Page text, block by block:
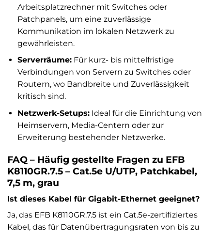
Arbeitsplatzrechner mit Switches oder
Patchpanels, um eine zuverlässige
Kommunikation im lokalen Netzwerk zu
gewährleisten.
Serverräume:Für kurz- bis mittelfristige
Verbindungen von Servern zu Switches oder
Routern, wo Bandbreite und Zuverlässigkeit
kritisch sind.
Netzwerk-Setups:Ideal für die Einrichtung von
Heimservern, Media-Centern oder zur
Erweiterung bestehender Netzwerke.
FAQ – Häufig gestellte Fragen zu EFB
K8110GR.7.5 – Cat.5e U/UTP, Patchkabel,
7,5 m, grau
Ist dieses Kabel für Gigabit-Ethernet geeignet?
Ja, das EFB K8110GR.7.5 ist ein Cat.5e-zertifiziertes
Kabel, das für Datenübertragungsraten von bis zu